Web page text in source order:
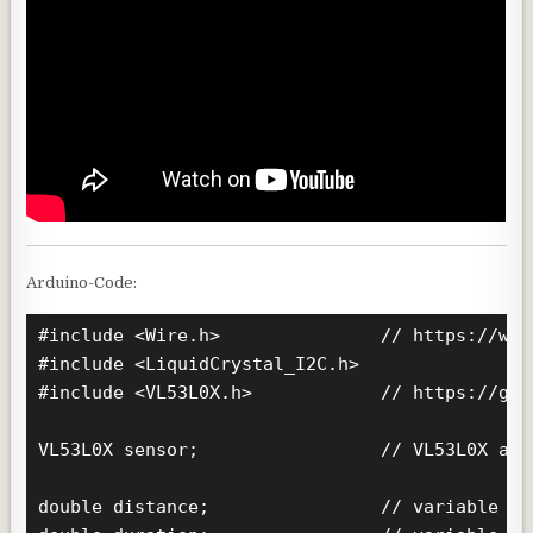
Arduino-Code:
#include <Wire.h>               // https://
#include <LiquidCrystal_I2C.h>
#include <VL53L0X.h>            // https://
VL53L0X sensor;                 // VL53L0X as
double distance;                // variable for